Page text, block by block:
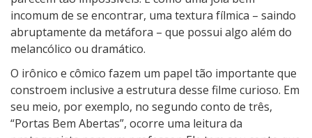
incomum de se encontrar, uma textura fílmica – saindo
abruptamente da metáfora – que possui algo além do
melancólico ou dramático.
O irônico e cômico fazem um papel tão importante que
constroem inclusive a estrutura desse filme curioso. Em
seu meio, por exemplo, no segundo conto de três,
“Portas Bem Abertas”, ocorre uma leitura da